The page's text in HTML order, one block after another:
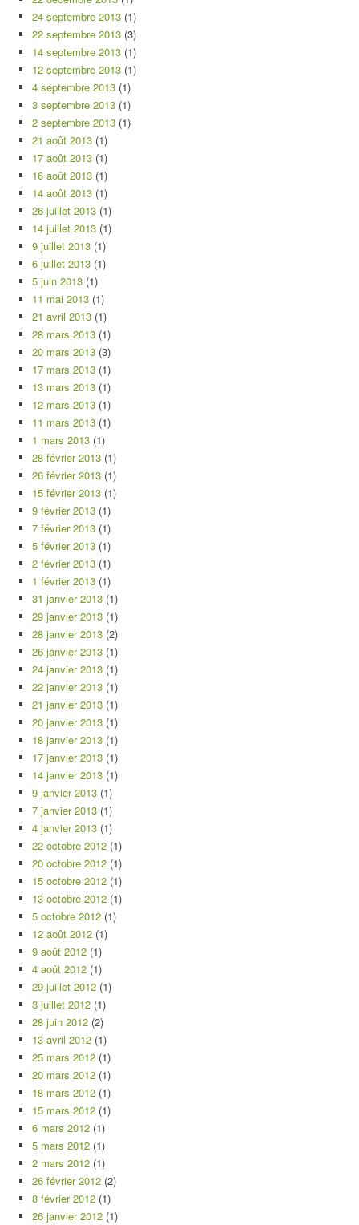
24 septembre 2013 (1)
22 septembre 2013 (3)
14 septembre 2013 (1)
12 septembre 2013 (1)
4 septembre 2013 (1)
3 septembre 2013 (1)
2 septembre 2013 (1)
21 août 2013 (1)
17 août 2013 (1)
16 août 2013 (1)
14 août 2013 (1)
26 juillet 2013 (1)
14 juillet 2013 (1)
9 juillet 2013 (1)
6 juillet 2013 (1)
5 juin 2013 (1)
11 mai 2013 (1)
21 avril 2013 (1)
28 mars 2013 (1)
20 mars 2013 (3)
17 mars 2013 (1)
13 mars 2013 (1)
12 mars 2013 (1)
11 mars 2013 (1)
1 mars 2013 (1)
28 février 2013 (1)
26 février 2013 (1)
15 février 2013 (1)
9 février 2013 (1)
7 février 2013 (1)
5 février 2013 (1)
2 février 2013 (1)
1 février 2013 (1)
31 janvier 2013 (1)
29 janvier 2013 (1)
28 janvier 2013 (2)
26 janvier 2013 (1)
24 janvier 2013 (1)
22 janvier 2013 (1)
21 janvier 2013 (1)
20 janvier 2013 (1)
18 janvier 2013 (1)
17 janvier 2013 (1)
14 janvier 2013 (1)
9 janvier 2013 (1)
7 janvier 2013 (1)
4 janvier 2013 (1)
22 octobre 2012 (1)
20 octobre 2012 (1)
15 octobre 2012 (1)
13 octobre 2012 (1)
5 octobre 2012 (1)
12 août 2012 (1)
9 août 2012 (1)
4 août 2012 (1)
29 juillet 2012 (1)
3 juillet 2012 (1)
28 juin 2012 (2)
13 avril 2012 (1)
25 mars 2012 (1)
20 mars 2012 (1)
18 mars 2012 (1)
15 mars 2012 (1)
6 mars 2012 (1)
5 mars 2012 (1)
2 mars 2012 (1)
26 février 2012 (2)
8 février 2012 (1)
26 janvier 2012 (1)